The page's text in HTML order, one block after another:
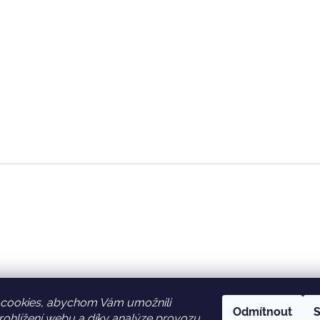
abychom Vám umožnili
Odmítnout